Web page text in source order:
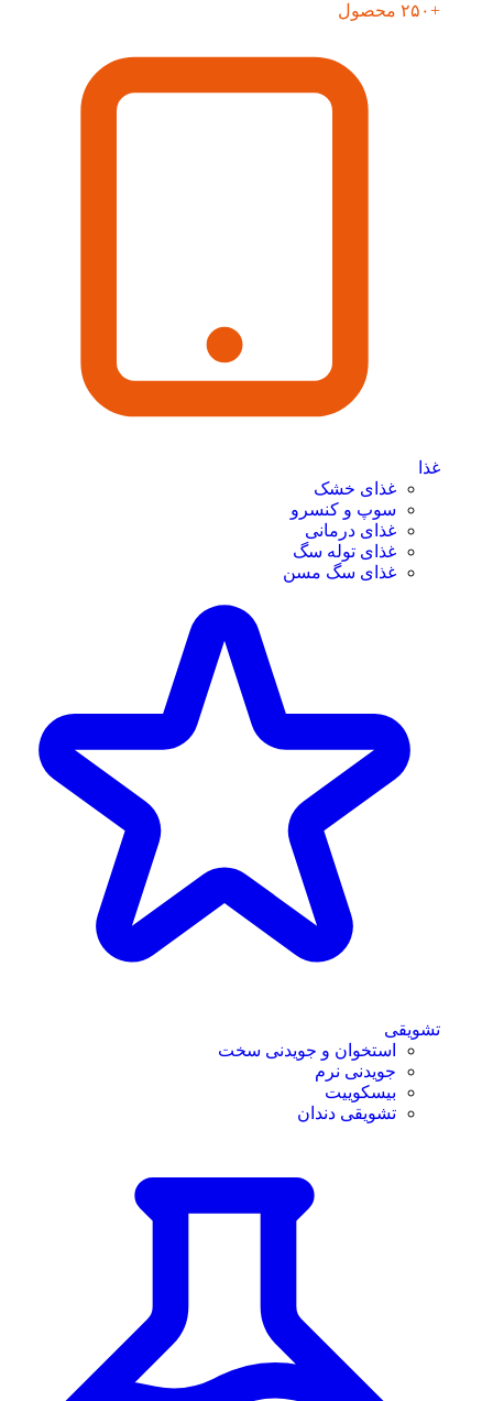
+۲۵۰ محصول
غذا
غذای خشک
سوپ و کنسرو
غذای درمانی
غذای توله سگ
غذای سگ مسن
تشویقی
استخوان و جویدنی سخت
جویدنی نرم
بیسکوییت
تشویقی دندان